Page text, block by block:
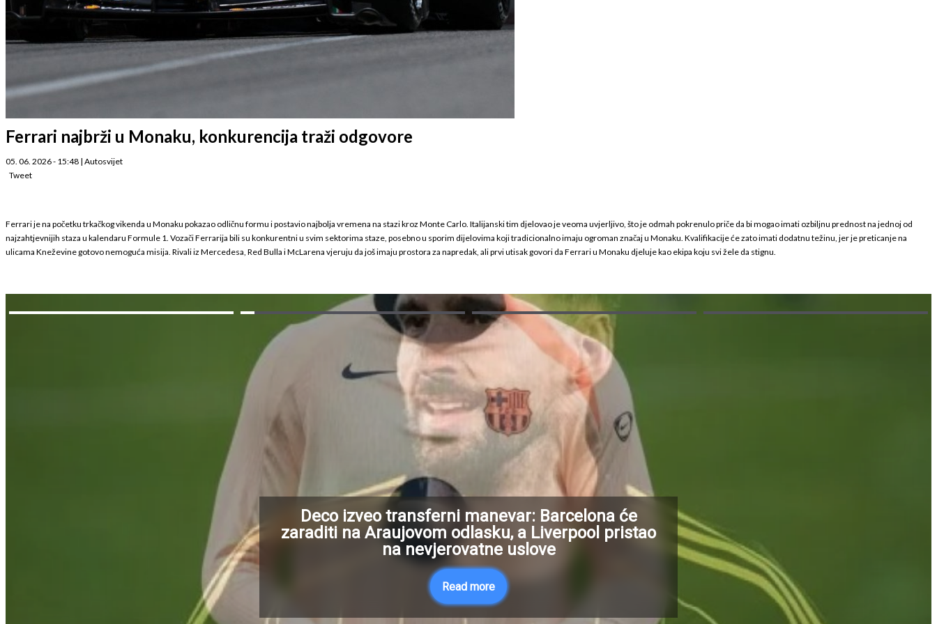
Ferrari najbrži u Monaku, konkurencija traži odgovore
05. 06. 2026 - 15:48 | Autosvijet
Tweet
Ferrari je na početku trkačkog vikenda u Monaku pokazao odličnu formu i postavio najbolja vremena na stazi kroz Monte Carlo. Italijanski tim djelovao je veoma uvjerljivo, što je odmah pokrenulo priče da bi mogao imati ozbiljnu prednost na jednoj od
najzahtjevnijih staza u kalendaru Formule 1. Vozači Ferrarija bili su konkurentni u svim sektorima staze, posebno u sporim dijelovima koji tradicionalno imaju ogroman značaj u Monaku. Kvalifikacije će zato imati dodatnu težinu, jer je preticanje na
ulicama Kneževine gotovo nemoguća misija. Rivali iz Mercedesa, Red Bulla i McLarena vjeruju da još imaju prostora za napredak, ali prvi utisak govori da Ferrari u Monaku djeluje kao ekipa koju svi žele da stignu.
Deco izveo transferni manevar: Barcelona će
zaraditi na Araujovom odlasku, a Liverpool pristao
na nevjerovatne uslove
Read more